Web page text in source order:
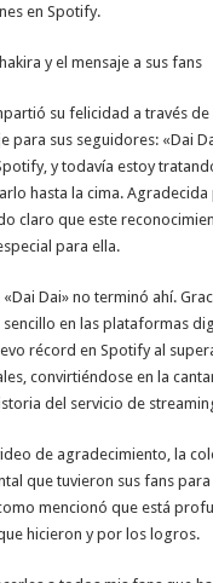
en Spotify.
y el mensaje a sus fans
su felicidad a través
para sus seguidores: «Dai
y todavía estoy
hasta la cima.
claro que este
para ella.
Dai» no terminó ahí.
en las plataformas
récord en Spotify al
convirtiéndose en la
del servicio de
de agradecimiento, la
que tuvieron sus fans
mencionó que está
hicieron y por los logros.